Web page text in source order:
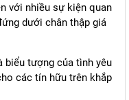
với nhiều sự kiện quan
dưới chân thập giá
biểu tượng của tình yêu
các tín hữu trên khắp